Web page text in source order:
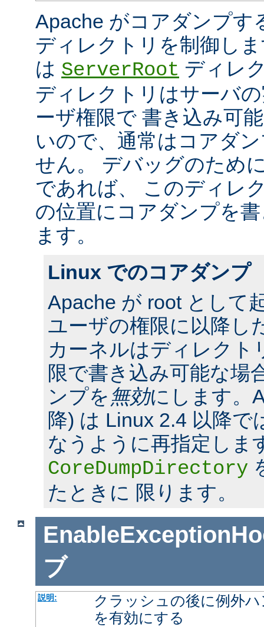
Apache がコアダンプす
ディレクトリを制御し
は ServerRoot ディレ
ディレクトリはサーバ
ーザ権限で 書き込み可
いので、通常はコアダ
せん。 デバッグのため
であれば、 このディレ
の位置にコアダンプを
ます。
Linux でのコアダンプ
Apache が root として
ユーザの権限に以降し
カーネルはディレクト
限で書き込み可能な場
ンプを無効にします。
降) は Linux 2.4 以降で
なうように再指定しま
CoreDumpDirectory
たときに 限ります。
ブ
説明:
クラッシュの後に例外
を有効にする